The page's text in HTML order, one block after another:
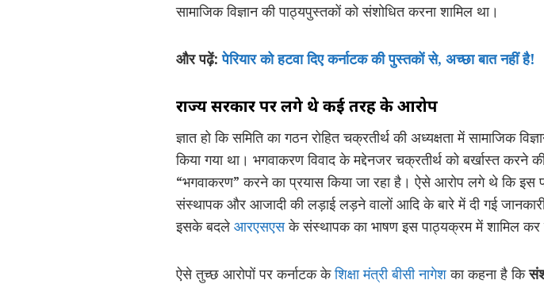
सामाजिक विज्ञान की पाठ्यपुस्तकों को संशोधित करना शामिल था।
और पढ़ें:पेरियार को हटवा दिए कर्नाटक की पुस्तकों से, अच्छा बात नहीं है!
राज्य सरकार पर लगे थे कई तरह के आरोप
ज्ञात हो कि समिति का गठन रोहित चक्रतीर्थ की अध्यक्षता में सामाजिक
किया गया था। भगवाकरण विवाद के मद्देनजर चक्रतीर्थ को बर्खास्त
“भगवाकरण” करने का प्रयास किया जा रहा है। ऐसे आरोप लगे थे कि इस
संस्थापक और आजादी की लड़ाई लड़ने वालों आदि के बारे में दी गई
इसके बदले आरएसएसके संस्थापक का भाषण इस पाठ्यक्रम में शामिल कर
ऐसे तुच्छ आरोपों पर कर्नाटक केशिक्षा मंत्री बीसी नागेशका कहना है कि